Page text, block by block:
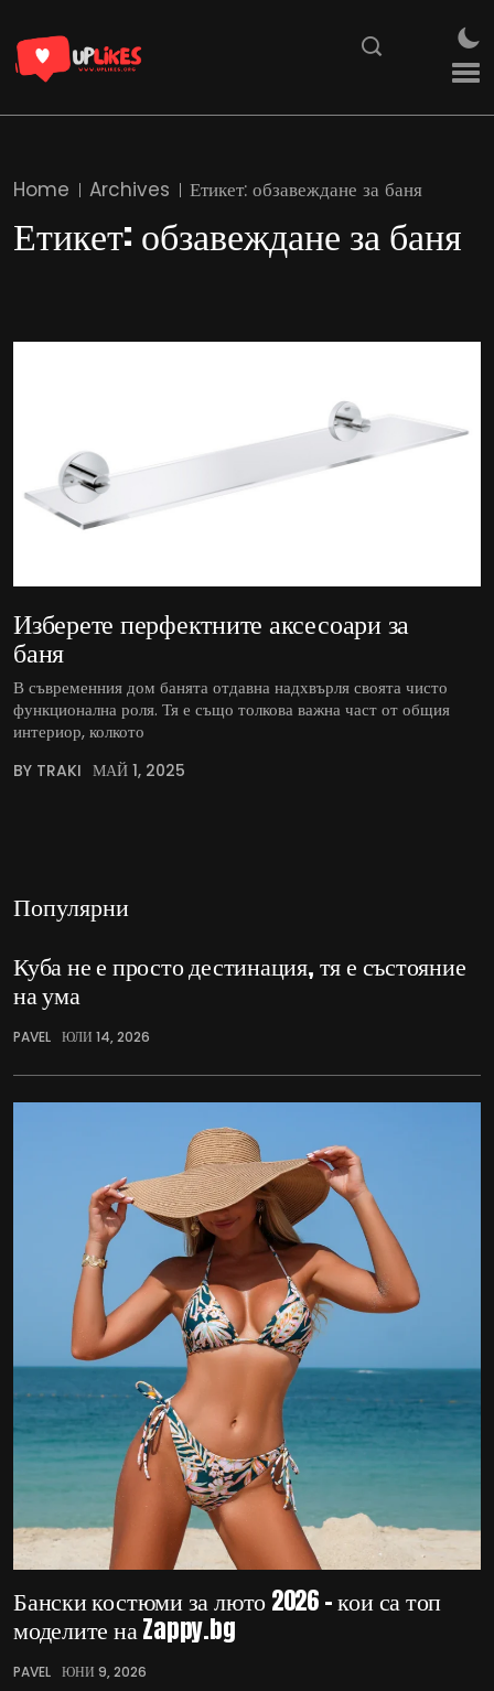
Home Archives Етикет: обзавеждане за баня
Етикет:обзавеждане за баня
Изберете перфектните аксесоари за
баня
В съвременния дом банята отдавна надхвърля своята чисто
функционална роля. Тя е също толкова важна част от общия
интериор, колкото
BY TRAKI МАЙ 1, 2025
Популярни
Куба не е просто дестинация, тя е състояние
на ума
PAVEL ЮЛИ 14, 2026
Бански костюми за люто 2026 – кои са топ
моделите на Zappy.bg
PAVEL ЮНИ 9, 2026